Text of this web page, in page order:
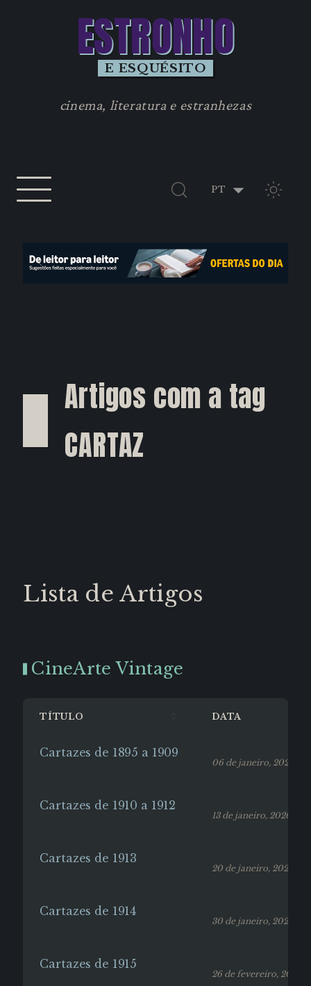
ESTRONHO
E ESQUÉSITO
cinema, literatura e estranhezas
TEMA
Artigos com a tag
CARTAZ
Lista de Artigos
CineArte Vintage
TÍTULO DATA
Cartazes de 1895 a 1909
06 de janeiro, 2026
Cartazes de 1910 a 1912
13 de janeiro, 2026
Cartazes de 1913
20 de janeiro, 2026
Cartazes de 1914
30 de janeiro, 2026
Cartazes de 1915
26 de fevereiro, 2026